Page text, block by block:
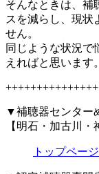
そんなときは、補
スを減らし、現状
せん。
同じような状況で
えればと思います。
▼補聴器センター
【明石・加古川・
トップページ